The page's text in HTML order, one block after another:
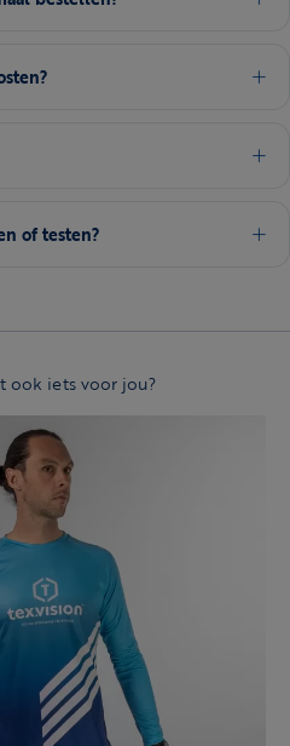
of testen?
ook iets voor jou?